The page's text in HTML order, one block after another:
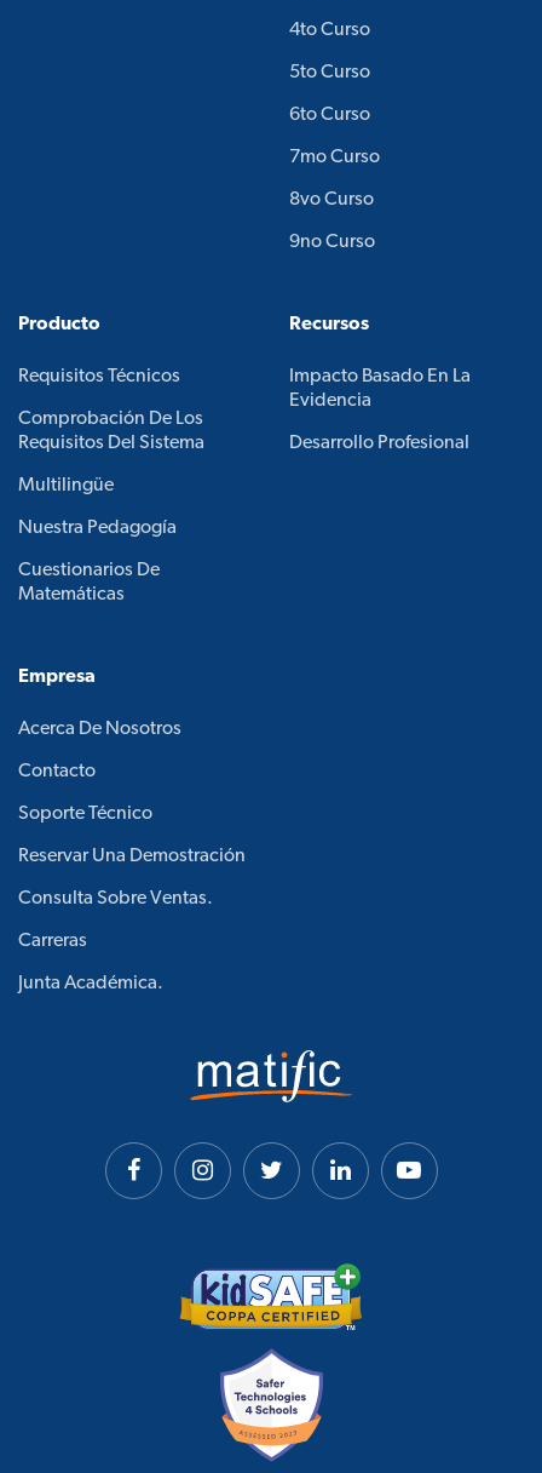
4to Curso
5to Curso
6to Curso
7mo Curso
8vo Curso
9no Curso
Producto
Requisitos Técnicos
Comprobación De Los
Requisitos Del Sistema
Multilingüe
Nuestra Pedagogía
Cuestionarios De
Matemáticas
Recursos
Impacto Basado En La
Evidencia
Desarrollo Profesional
Empresa
Acerca De Nosotros
Contacto
Soporte Técnico
Reservar Una Demostración
Consulta Sobre Ventas.
Carreras
Junta Académica.